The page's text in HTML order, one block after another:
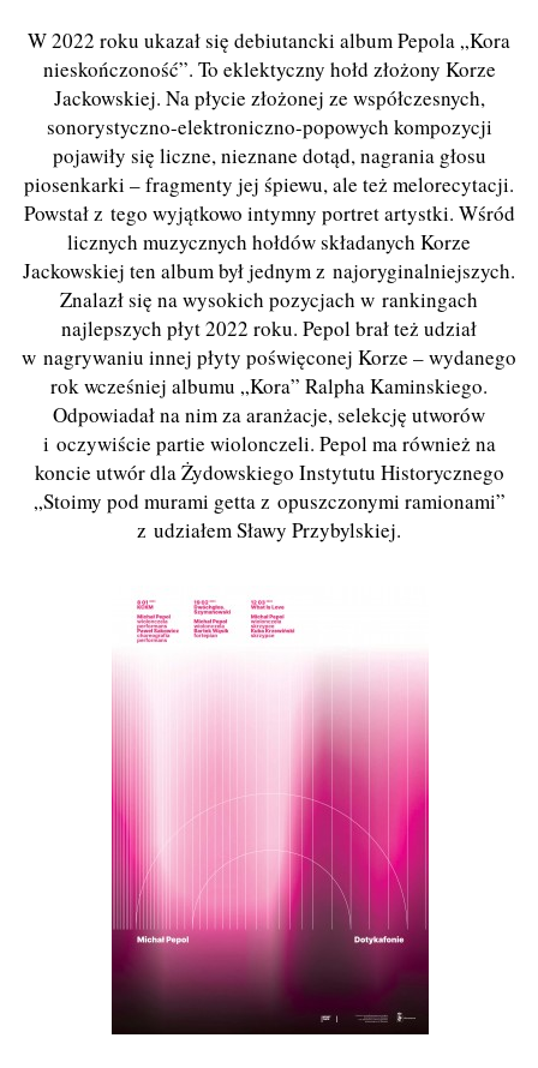
W 2022 roku ukazał się debiutancki album Pepola „Kora
nieskończoność”. To eklektyczny hołd złożony Korze
Jackowskiej. Na płycie złożonej ze współczesnych,
sonorystyczno-elektroniczno-popowych kompozycji
pojawiły się liczne, nieznane dotąd, nagrania głosu
piosenkarki – fragmenty jej śpiewu, ale też melorecytacji.
Powstał z tego wyjątkowo intymny portret artystki. Wśród
licznych muzycznych hołdów składanych Korze
Jackowskiej ten album był jednym z najoryginalniejszych.
Znalazł się na wysokich pozycjach w rankingach
najlepszych płyt 2022 roku. Pepol brał też udział
w nagrywaniu innej płyty poświęconej Korze – wydanego
rok wcześniej albumu „Kora” Ralpha Kaminskiego.
Odpowiadał na nim za aranżacje, selekcję utworów
i oczywiście partie wiolonczeli. Pepol ma również na
koncie utwór dla Żydowskiego Instytutu Historycznego
„Stoimy pod murami getta z opuszczonymi ramionami”
z udziałem Sławy Przybylskiej.